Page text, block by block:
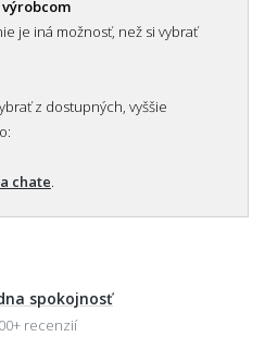
výrobcom
je iná možnosť, než si vybrať
z dostupných, vyššie
chate
spokojnosť
recenzií